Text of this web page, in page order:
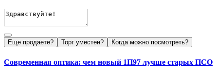
Еще продаете? Торг уместен? Когда можно посмотреть?
Современная оптика: чем новый 1П97 лучше старых ПСО